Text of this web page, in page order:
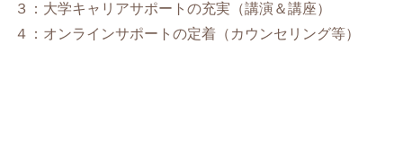
３：大学キャリアサポートの充実（講演＆講座）
４：オンラインサポートの定着（カウンセリング等）